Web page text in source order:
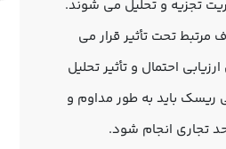
تجزیه و تحلیل می ‌شوند.
مرتبط تحت تأثیر قرار می
احتمال و تأثیر تحلیل
ریسک باید به طور مداوم و
تجاری انجام شود.